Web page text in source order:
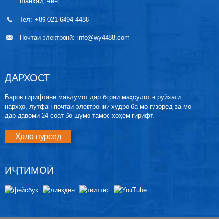
Тел: +86 021-6494 4488
Почтаи электронӣ: info@wy4488.com
ДАРХОСТ
Барои гирифтани маълумот дар бораи маҳсулот ё рӯйхати
нархҳо, лутфан почтаи электронии худро ба мо гузоред ва мо
дар давоми 24 соат бо шумо тамос хоҳем гирифт.
Ҳоло пурсед
ИҶТИМОӢ